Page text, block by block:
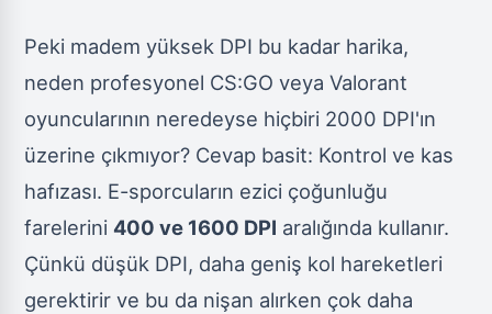
Peki madem yüksek DPI bu kadar harika,
neden profesyonel CS:GO veya Valorant
oyuncularının neredeyse hiçbiri 2000 DPI'ın
üzerine çıkmıyor? Cevap basit: Kontrol ve kas
hafızası. E-sporcuların ezici çoğunluğu
farelerini400 ve 1600 DPI aralığında kullanır.
Çünkü düşük DPI, daha geniş kol hareketleri
gerektirir ve bu da nişan alırken çok daha